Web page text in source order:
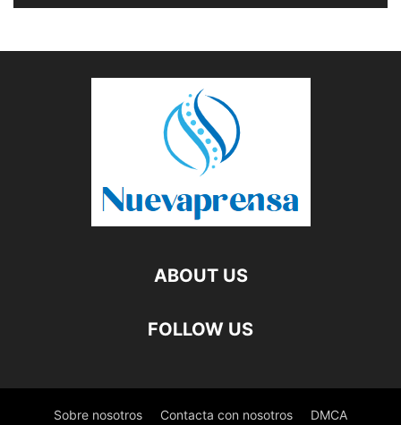
ABOUT US
FOLLOW US
Sobre nosotros Contacta con nosotros DMCA